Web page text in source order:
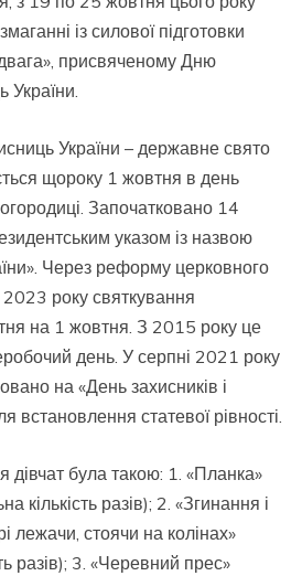
із силової підготовки
присвяченому Дню
України.
України – державне свято
щороку 1 жовтня в день
Започатковано 14
указом із назвою
Через реформу церковного
2023 року святкування
на 1 жовтня. З 2015 року це
день. У серпні 2021 року
на «День захисників і
встановлення статевої рівності.
дівчат була такою: 1. «Планка»
кількість разів); 2. «Згинання і
лежачи, стоячи на колінах»
разів); 3. «Черевний прес»